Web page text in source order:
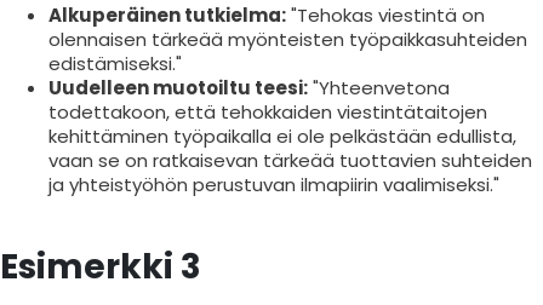
Alkuperäinen tutkielma:"Tehokas viestintä on
olennaisen tärkeää myönteisten työpaikkasuhteiden
edistämiseksi."
Uudelleen muotoiltu teesi:"Yhteenvetona
todettakoon, että tehokkaiden viestintätaitojen
kehittäminen työpaikalla ei ole pelkästään edullista,
vaan se on ratkaisevan tärkeää tuottavien suhteiden
ja yhteistyöhön perustuvan ilmapiirin vaalimiseksi."
Esimerkki 3